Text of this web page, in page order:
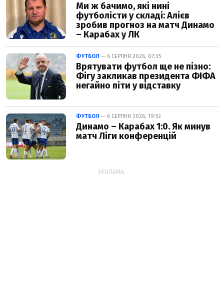
Ми ж бачимо, які нині
футболісти у складі: Алієв
зробив прогноз на матч Динамо
– Карабах у ЛК
ФУТБОЛ — 6 СЕРПНЯ 2026, 07:35
Врятувати футбол ще не пізно:
Фігу закликав президента ФІФА
негайно піти у відставку
ФУТБОЛ — 6 СЕРПНЯ 2026, 19:52
Динамо – Карабах 1:0. Як минув
матч Ліги конференцій
РЕКЛАМА: